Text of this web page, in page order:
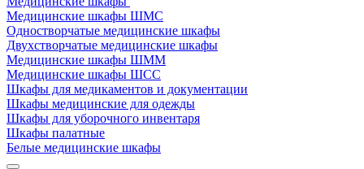
Медицинские шкафы ШМС
Одностворчатые медицинские шкафы
Двухстворчатые медицинские шкафы
Медицинские шкафы ШММ
Медицинские шкафы ШСС
Шкафы для медикаментов и документации
Шкафы медицинские для одежды
Шкафы для уборочного инвентаря
Шкафы палатные
Белые медицинские шкафы